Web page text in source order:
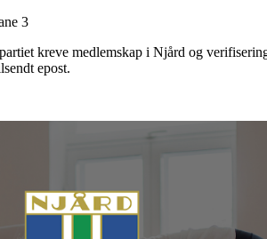
3
kreve medlemskap i Njård og
epost.